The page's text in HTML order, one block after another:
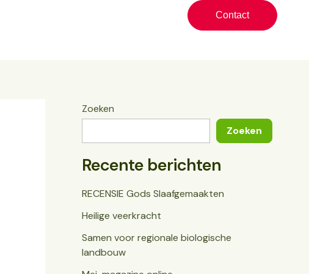
Contact
Zoeken
Zoeken
Recente berichten
RECENSIE Gods Slaafgemaakten
Heilige veerkracht
Samen voor regionale biologische
landbouw